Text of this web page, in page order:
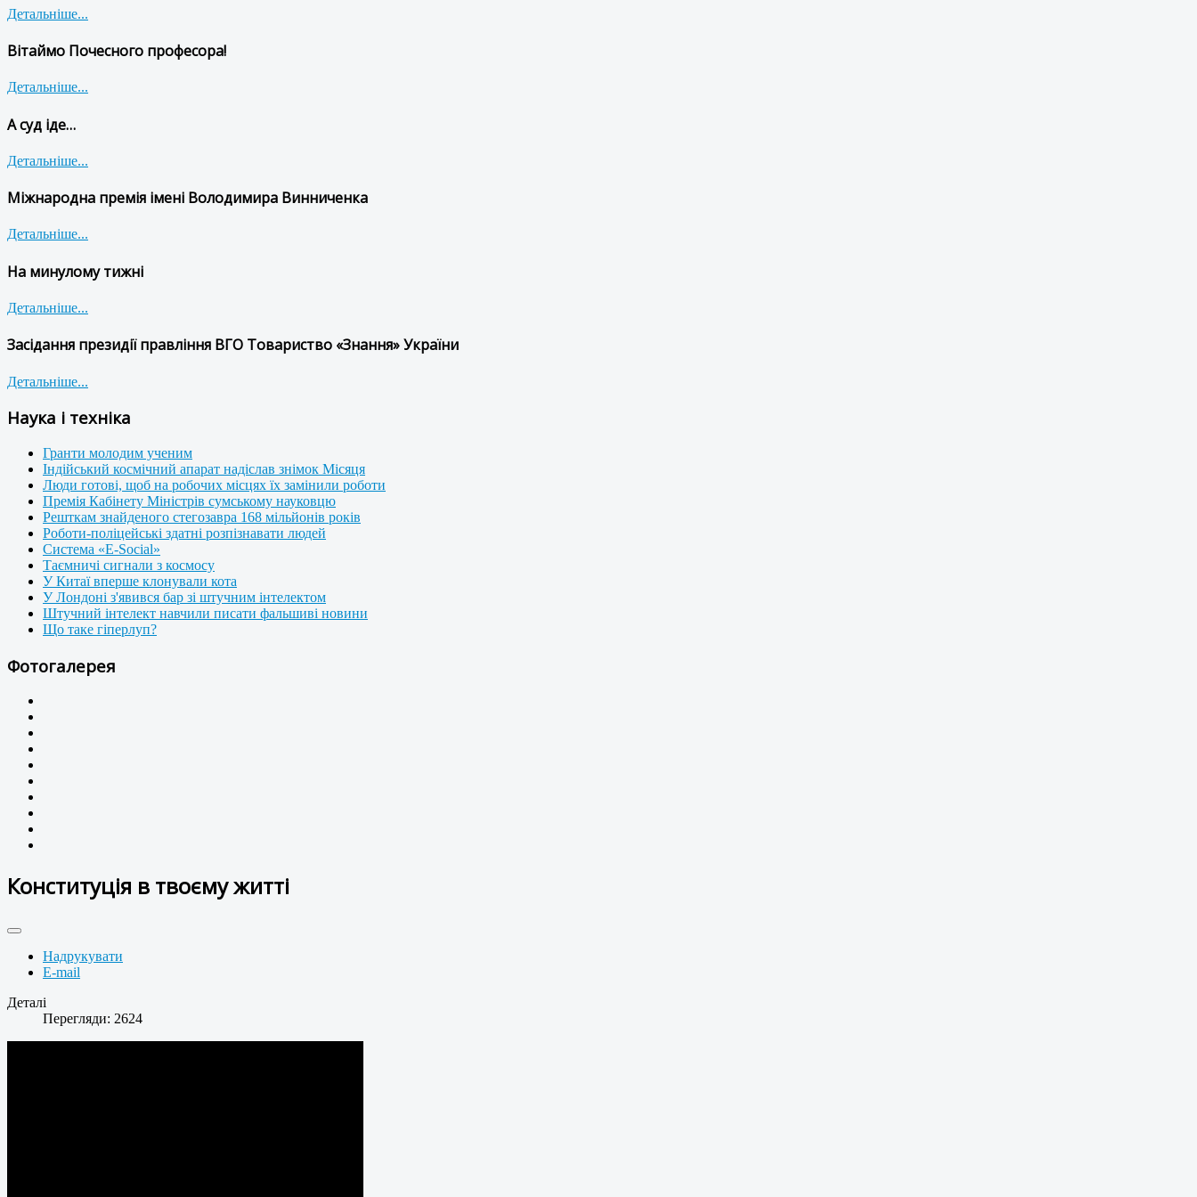
Детальніше...
Вітаймо Почесного професора!
Детальніше...
А суд іде…
Детальніше...
Міжнародна премія імені Володимира Винниченка
Детальніше...
На минулому тижні
Детальніше...
Засідання президії правління ВГО Товариство «Знання» України
Детальніше...
Наука і техніка
Гранти молодим ученим
Індійський космічний апарат надіслав знімок Місяця
Люди готові, щоб на робочих місцях їх замінили роботи
Премія Кабінету Міністрів сумському науковцю
Решткам знайденого стегозавра 168 мільйонів років
Роботи-поліцейські здатні розпізнавати людей
Система «E-Social»
Таємничі сигнали з космосу
У Китаї вперше клонували кота
У Лондоні з'явився бар зі штучним інтелектом
Штучний інтелект навчили писати фальшиві новини
Що таке гіперлуп?
Фотогалерея
Конституція в твоєму житті
Надрукувати
E-mail
Деталі
Перегляди: 2624